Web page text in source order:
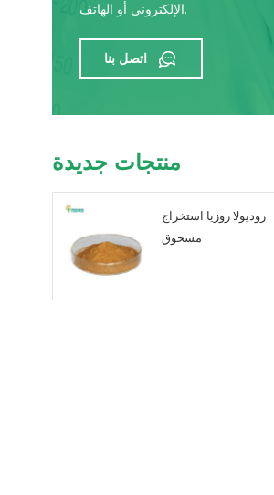
الإلكتروني أو الهاتف.
اتصل بنا
منتجات جديدة
روديولا روزيا استخراج
مسحوق